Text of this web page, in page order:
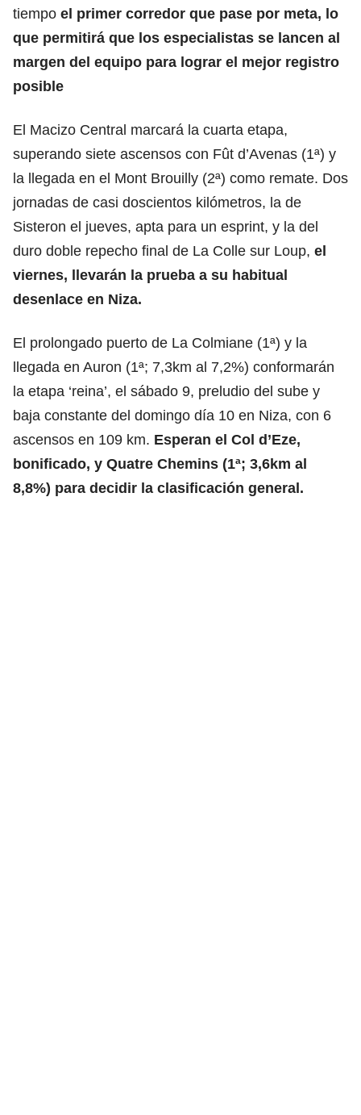
tiempo el primer corredor que pase por meta, lo
que permitirá que los especialistas se lancen al
margen del equipo para lograr el mejor registro
posible
El Macizo Central marcará la cuarta etapa,
superando siete ascensos con Fût d’Avenas (1ª) y
la llegada en el Mont Brouilly (2ª) como remate. Dos
jornadas de casi doscientos kilómetros, la de
Sisteron el jueves, apta para un esprint, y la del
duro doble repecho final de La Colle sur Loup, el
viernes, llevarán la prueba a su habitual
desenlace en Niza.
El prolongado puerto de La Colmiane (1ª) y la
llegada en Auron (1ª; 7,3km al 7,2%) conformarán
la etapa ‘reina’, el sábado 9, preludio del sube y
baja constante del domingo día 10 en Niza, con 6
ascensos en 109 km. Esperan el Col d’Eze,
bonificado, y Quatre Chemins (1ª; 3,6km al
8,8%) para decidir la clasificación general.